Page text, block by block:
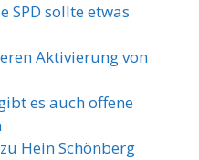
SPD sollte etwas
Aktivierung von
es auch offene
Hein Schönberg